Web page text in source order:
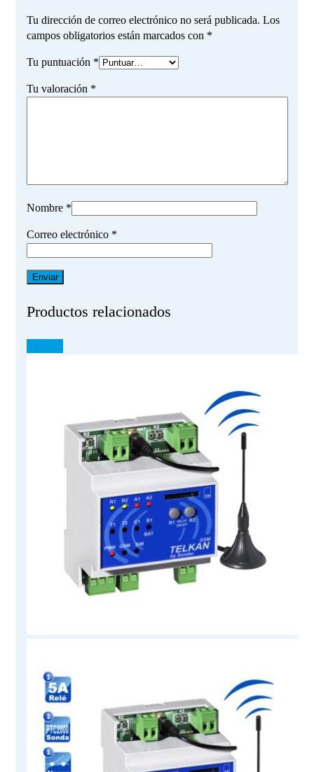
Tu dirección de correo electrónico no será publicada. Los
campos obligatorios están marcados con *
Tu puntuación *
Tu valoración *
Nombre *
Correo electrónico *
Productos relacionados